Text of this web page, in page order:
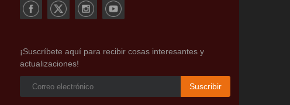
¡Suscríbete aquí para recibir cosas interesantes y
actualizaciones!
Suscribir